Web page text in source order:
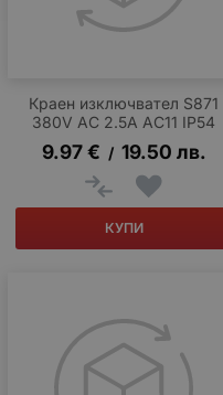
Краен изключвател S871
380V AC 2.5A AC11 IP54
9.97 € / 19.50 лв.
КУПИ